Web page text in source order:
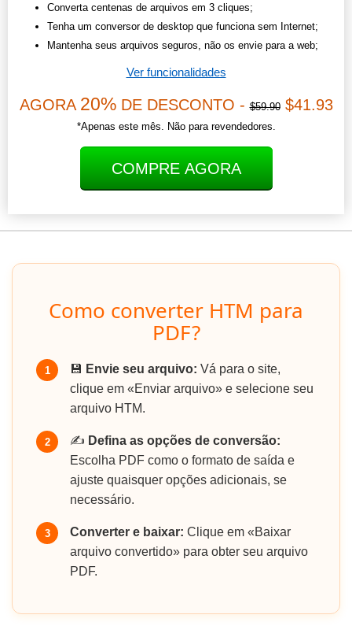
Converta centenas de arquivos em 3 cliques;
Tenha um conversor de desktop que funciona sem Internet;
Mantenha seus arquivos seguros, não os envie para a web;
Ver funcionalidades
AGORA 20%DE DESCONTO -$59.90$41.93
*Apenas este mês. Não para revendedores.
COMPRE AGORA
Como converter HTM para
PDF?
1 💾 Envie seu arquivo: Vá para o site,
clique em «Enviar arquivo» e selecione seu
arquivo HTM.
2 ✍️ Defina as opções de conversão:
Escolha PDF como o formato de saída e
ajuste quaisquer opções adicionais, se
necessário.
3 Converter e baixar: Clique em «Baixar
arquivo convertido» para obter seu arquivo
PDF.